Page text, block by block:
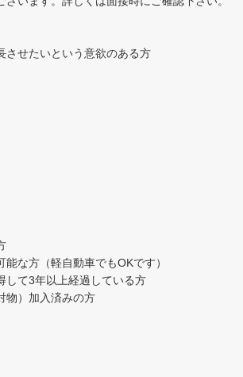
させたいという意欲のある方
能な方（軽自動車でもOKです）
して3年以上経過している方
物）加入済みの方